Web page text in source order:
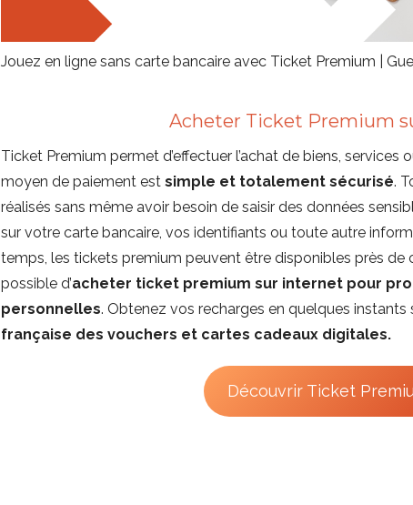
Jouez en ligne sans carte bancaire avec Ticket Premium |
Acheter Ticket Premium
Ticket Premium permet d’effectuer l’achat de biens, services
moyen de paiement est simple et totalement sécurisé.
réalisés sans même avoir besoin de saisir des données
sur votre carte bancaire, vos identifiants ou toute autre
temps, les tickets premium peuvent être disponibles près de
possible d’acheter ticket premium sur internet pour
personnelles. Obtenez vos recharges en quelques instants
française des vouchers et cartes cadeaux digitales.
Découvrir Ticket